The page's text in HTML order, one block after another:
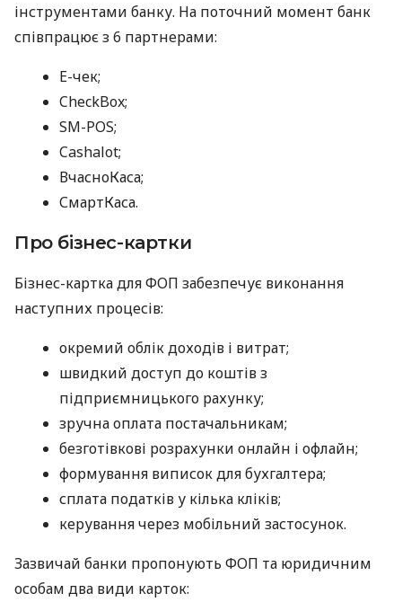
інструментами банку. На поточний момент банк
співпрацює з 6 партнерами:
E-чек;
CheckBox;
SM-POS;
Cashalot;
ВчасноКаса;
СмартКаса.
Про бізнес-картки
Бізнес-картка для ФОП забезпечує виконання
наступних процесів:
окремий облік доходів і витрат;
швидкий доступ до коштів з
підприємницького рахунку;
зручна оплата постачальникам;
безготівкові розрахунки онлайн і офлайн;
формування виписок для бухгалтера;
сплата податків у кілька кліків;
керування через мобільний застосунок.
Зазвичай банки пропонують ФОП та юридичним
особам два види карток: